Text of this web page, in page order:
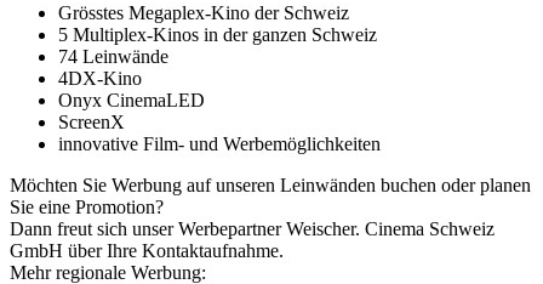
Grösstes Megaplex-Kino der Schweiz
5 Multiplex-Kinos in der ganzen Schweiz
74 Leinwände
4DX-Kino
Onyx CinemaLED
ScreenX
innovative Film- und Werbemöglichkeiten
Möchten Sie Werbung auf unseren Leinwänden buchen oder planen
Sie eine Promotion?
Dann freut sich unser Werbepartner Weischer. Cinema Schweiz
GmbH über Ihre Kontaktaufnahme.
Mehr regionale Werbung: